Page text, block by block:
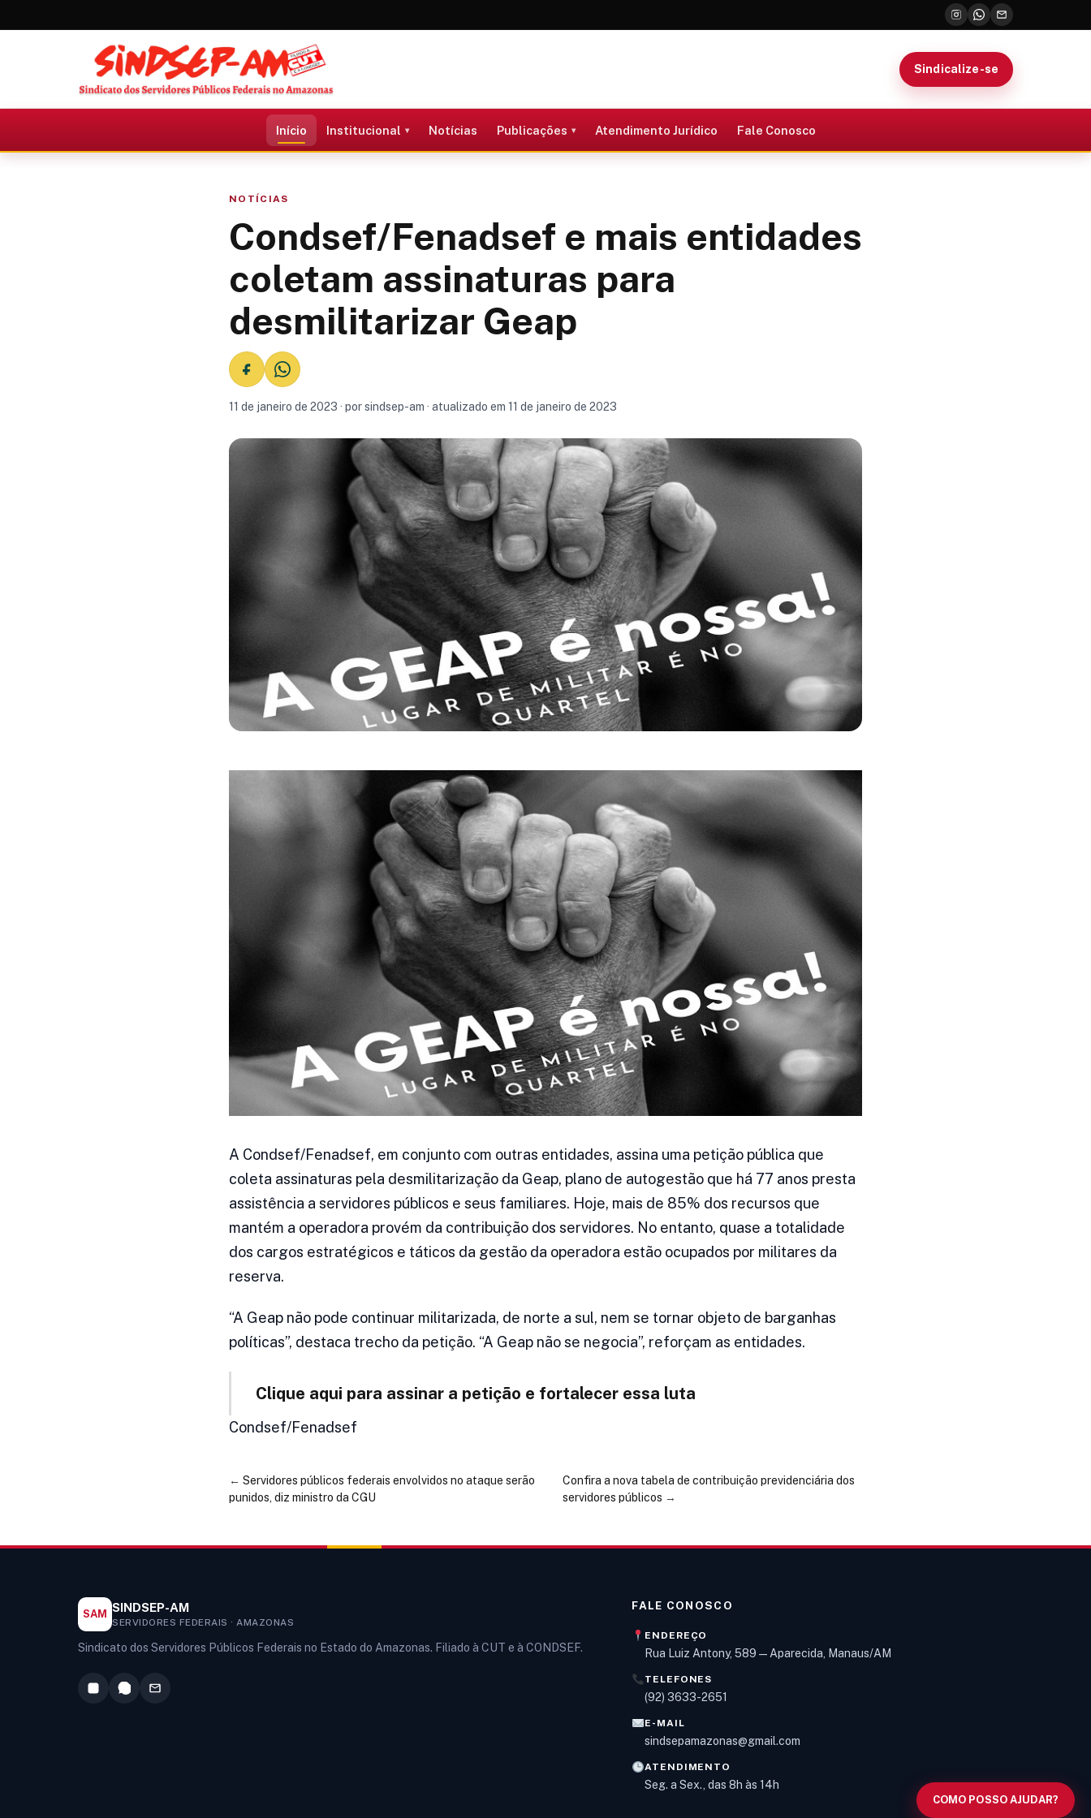
Sindicalize-se
Início Institucional Notícias Publicações Atendimento Jurídico Fale Conosco
NOTÍCIAS
Condsef/Fenadsef e mais entidades
coletam assinaturas para
desmilitarizar Geap
11 de janeiro de 2023 · por sindsep-am · atualizado em 11 de janeiro de 2023
A Condsef/Fenadsef, em conjunto com outras entidades, assina uma petição pública que
coleta assinaturas pela desmilitarização da Geap, plano de autogestão que há 77 anos presta
assistência a servidores públicos e seus familiares. Hoje, mais de 85% dos recursos que
mantém a operadora provém da contribuição dos servidores. No entanto, quase a totalidade
dos cargos estratégicos e táticos da gestão da operadora estão ocupados por militares da
reserva.
“A Geap não pode continuar militarizada, de norte a sul, nem se tornar objeto de barganhas
políticas”, destaca trecho da petição. “A Geap não se negocia”, reforçam as entidades.
Clique aqui para assinar a petição e fortalecer essa luta
Condsef/Fenadsef
← Servidores públicos federais envolvidos no ataque serão
punidos, diz ministro da CGU
Confira a nova tabela de contribuição previdenciária dos
servidores públicos →
SAM SINDSEP-AM
SERVIDORES FEDERAIS · AMAZONAS
Sindicato dos Servidores Públicos Federais no Estado do Amazonas. Filiado à CUT e à CONDSEF.
FALE CONOSCO
ENDEREÇO
Rua Luiz Antony, 589 — Aparecida, Manaus/AM
TELEFONES
(92) 3633-2651
E-MAIL
sindsepamazonas@gmail.com
ATENDIMENTO
Seg. a Sex., das 8h às 14h
COMO POSSO AJUDAR?